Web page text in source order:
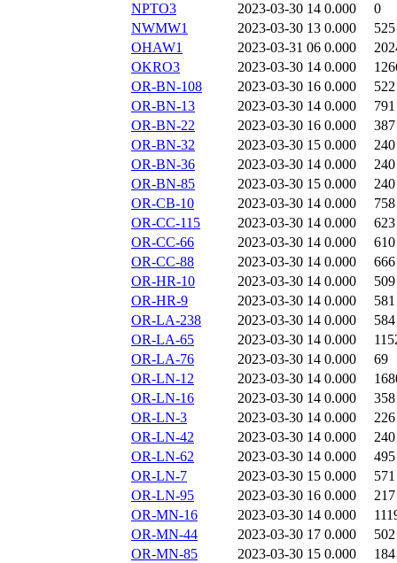
NPTO3
2023-03-30 14 0.000
0
NWMW1
2023-03-30 13 0.000
525
OHAW1
2023-03-31 06 0.000
OKRO3
2023-03-30 14 0.000
OR-BN-108
2023-03-30 16 0.000
522
OR-BN-13
2023-03-30 14 0.000
791
OR-BN-22
2023-03-30 16 0.000
387
OR-BN-32
2023-03-30 15 0.000
240
OR-BN-36
2023-03-30 14 0.000
240
OR-BN-85
2023-03-30 15 0.000
240
OR-CB-10
2023-03-30 14 0.000
758
OR-CC-115
2023-03-30 14 0.000
623
OR-CC-66
2023-03-30 14 0.000
610
OR-CC-88
2023-03-30 14 0.000
666
OR-HR-10
2023-03-30 14 0.000
509
OR-HR-9
2023-03-30 14 0.000
581
OR-LA-238
2023-03-30 14 0.000
584
OR-LA-65
2023-03-30 14 0.000
OR-LA-76
2023-03-30 14 0.000
69
OR-LN-12
2023-03-30 14 0.000
OR-LN-16
2023-03-30 14 0.000
358
OR-LN-3
2023-03-30 14 0.000
226
OR-LN-42
2023-03-30 14 0.000
240
OR-LN-62
2023-03-30 14 0.000
495
OR-LN-7
2023-03-30 15 0.000
571
OR-LN-95
2023-03-30 16 0.000
217
OR-MN-16
2023-03-30 14 0.000
OR-MN-44
2023-03-30 17 0.000
502
OR-MN-85
2023-03-30 15 0.000
184